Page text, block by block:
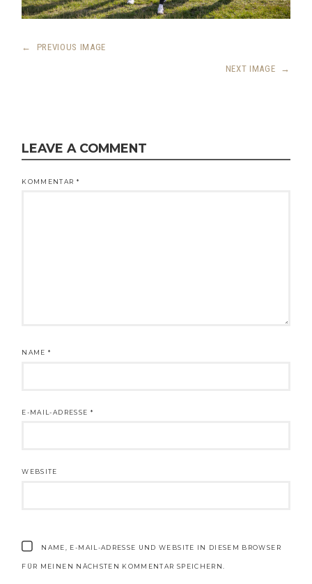
← PREVIOUS IMAGE
NEXT IMAGE →
LEAVE A COMMENT
KOMMENTAR *
NAME*
E-MAIL-ADRESSE *
WEBSITE
NAME, E-MAIL-ADRESSE UND WEBSITE IN DIESEM BROWSER
FÜR MEINEN NÄCHSTEN KOMMENTAR SPEICHERN.